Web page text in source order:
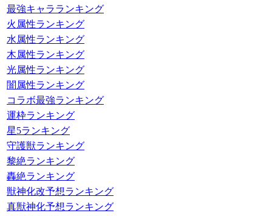
最強キャラランキング
火属性ランキング
水属性ランキング
木属性ランキング
光属性ランキング
闇属性ランキング
コラボ最強ランキング
運枠ランキング
星5ランキング
守護獣ランキング
黎絶ランキング
轟絶ランキング
獣神化改予想ランキング
真獣神化予想ランキング